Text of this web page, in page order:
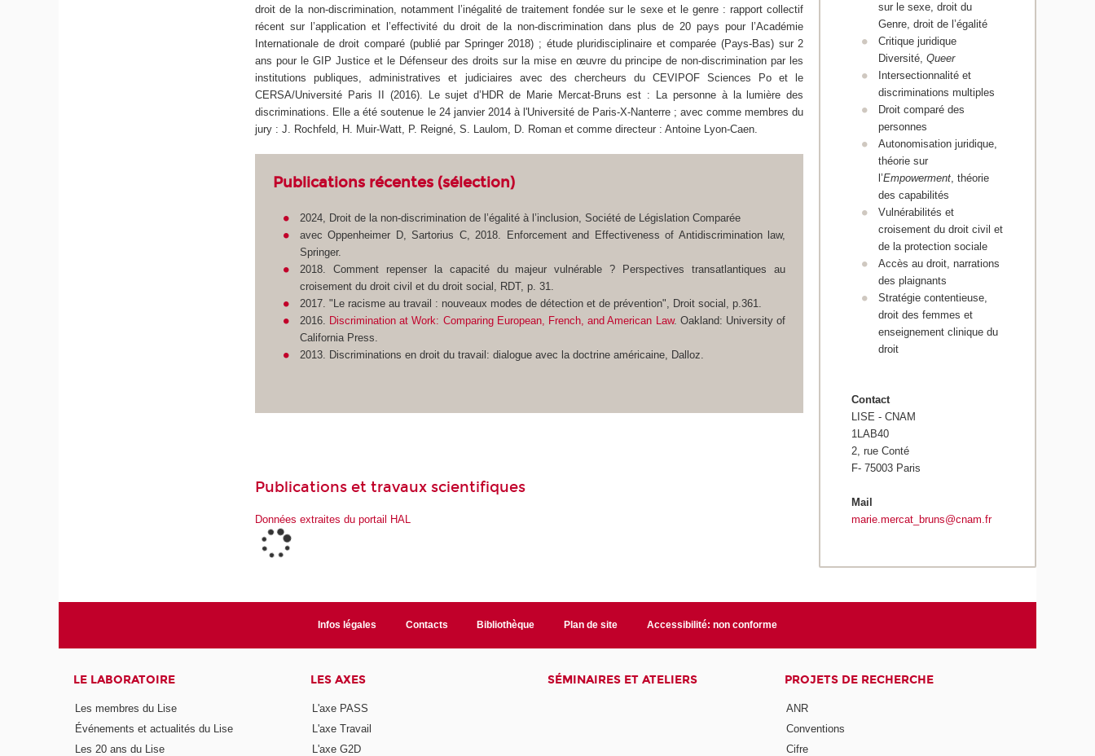
droit de la non-discrimination, notamment l’inégalité de traitement fondée sur le sexe et le genre : rapport collectif
récent sur l’application et l’effectivité du droit de la non-discrimination dans plus de 20 pays pour l’Académie
Internationale de droit comparé (publié par Springer 2018) ; étude pluridisciplinaire et comparée (Pays-Bas) sur 2
ans pour le GIP Justice et le Défenseur des droits sur la mise en œuvre du principe de non-discrimination par les
institutions publiques, administratives et judiciaires avec des chercheurs du CEVIPOF Sciences Po et le
CERSA/Université Paris II (2016). Le sujet d’HDR de Marie Mercat-Bruns est :
La personne à la lumière des
discriminations. Elle a été soutenue le 24 janvier 2014 à l'Université de Paris-X-Nanterre ; avec comme membres du
jury : J. Rochfeld, H. Muir-Watt, P. Reigné, S. Laulom, D. Roman et comme directeur : Antoine Lyon-Caen.
Publications récentes (sélection)
2024, Droit de la non-discrimination de l’égalité à l’inclusion, Société de Législation Comparée
avec Oppenheimer D, Sartorius C, 2018.
Enforcement and Effectiveness of Antidiscrimination law,
Springer.
2018. Comment repenser la capacité du majeur vulnérable ? Perspectives transatlantiques au
croisement du droit civil et du droit social , RDT, p. 31.
2017. "Le racisme au travail : nouveaux modes de détection et de prévention", Droit social , p.361.
2016. Discrimination at Work: Comparing European, French, and American Law. Oakland: University of
California Press.
2013. Discriminations en droit du travail: dialogue avec la doctrine américaine, Dalloz.
Publications et travaux scientifiques
Données extraites du portail HAL
sur le sexe, droit du
Genre, droit de l’égalité
Critique juridique
Diversité, Queer
Intersectionnalité et
discriminations multiples
Droit comparé des
personnes
Autonomisation juridique,
théorie sur
l’Empowerment, théorie
des capabilités
Vulnérabilités et
croisement du droit civil et
de la protection sociale
Accès au droit, narrations
des plaignants
Stratégie contentieuse,
droit des femmes et
enseignement clinique du
droit
Contact
LISE - CNAM
1LAB40
2, rue Conté
F- 75003 Paris
Mail
marie.mercat_bruns@cnam.fr
Infos légales Contacts Bibliothèque Plan de site Accessibilité: non conforme
LE LABORATOIRE
Les membres du Lise
Événements et actualités du Lise
Les 20 ans du Lise
LES AXES
L'axe PASS
L'axe Travail
L'axe G2D
SÉMINAIRES ET ATELIERS PROJETS DE RECHERCHE
ANR
Conventions
Cifre